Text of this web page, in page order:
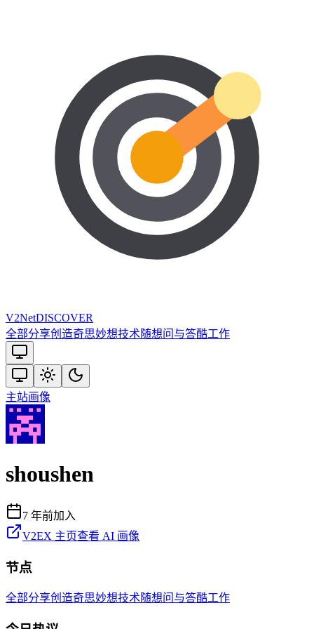
V2NetDISCOVER
全部分享创造奇思妙想技术随想问与答酷工作
主站画像
shoushen
7 年前加入
V2EX 主页查看 AI 画像
节点
全部分享创造奇思妙想技术随想问与答酷工作